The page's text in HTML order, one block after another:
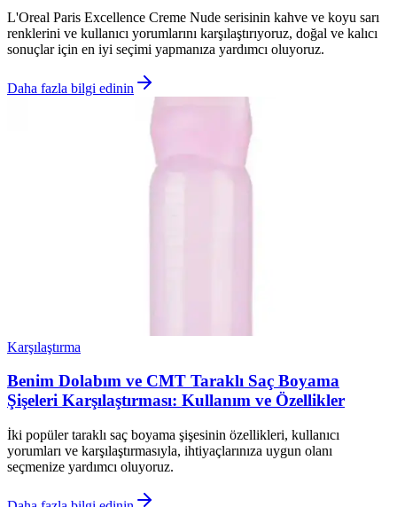
L'Oreal Paris Excellence Creme Nude serisinin kahve ve koyu sarı
renklerini ve kullanıcı yorumlarını karşılaştırıyoruz, doğal ve kalıcı
sonuçlar için en iyi seçimi yapmanıza yardımcı oluyoruz.
Daha fazla bilgi edinin
Karşılaştırma
Benim Dolabım ve CMT Taraklı Saç Boyama
Şişeleri Karşılaştırması: Kullanım ve Özellikler
İki popüler taraklı saç boyama şişesinin özellikleri, kullanıcı
yorumları ve karşılaştırmasıyla, ihtiyaçlarınıza uygun olanı
seçmenize yardımcı oluyoruz.